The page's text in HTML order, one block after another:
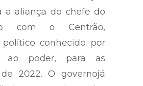
em Brasília. A filiação
a aliança do chefe do
com o Centrão,
político conhecido por
ao poder, para as